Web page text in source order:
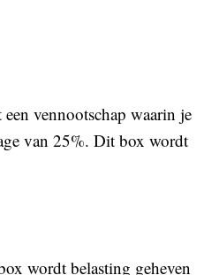
vennootschap waarin je
van 25%. Dit box wordt
wordt belasting geheven